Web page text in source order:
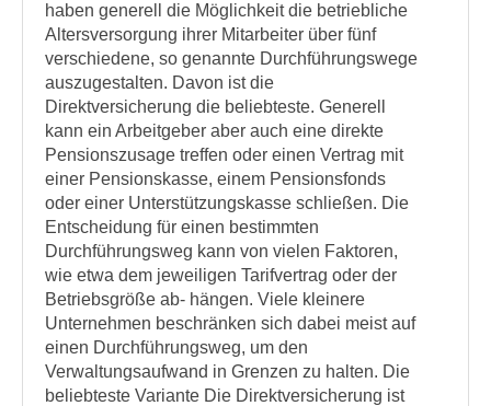
haben generell die Möglichkeit die betriebliche
Altersversorgung ihrer Mitarbeiter über fünf
verschiedene, so genannte Durchführungswege
auszugestalten. Davon ist die
Direktversicherung die beliebteste. Generell
kann ein Arbeitgeber aber auch eine direkte
Pensionszusage treffen oder einen Vertrag mit
einer Pensionskasse, einem Pensionsfonds
oder einer Unterstützungskasse schließen. Die
Entscheidung für einen bestimmten
Durchführungsweg kann von vielen Faktoren,
wie etwa dem jeweiligen Tarifvertrag oder der
Betriebsgröße ab- hängen. Viele kleinere
Unternehmen beschränken sich dabei meist auf
einen Durchführungsweg, um den
Verwaltungsaufwand in Grenzen zu halten. Die
beliebteste Variante Die Direktversicherung ist